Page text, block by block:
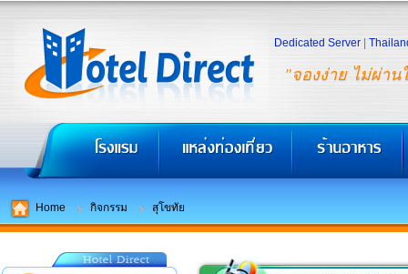
"จองง่าย ไม่ผ่าน
Dedicated Server
Home กิจกรรม สุโขทัย